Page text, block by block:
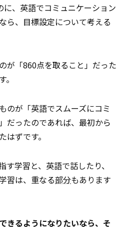
、英語でコミュニケーション
ら、目標設定について考える
が「860点を取ること」だった
のが「英語でスムーズにコミ
だったのであれば、最初から
ずです。
学習と、英語で話したり、
習は、重なる部分もあります
きるようになりたいなら、そ